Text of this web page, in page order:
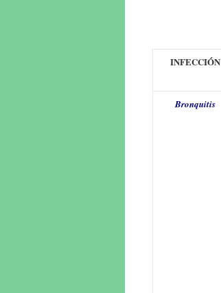
INFECCIÓN
Bronquitis